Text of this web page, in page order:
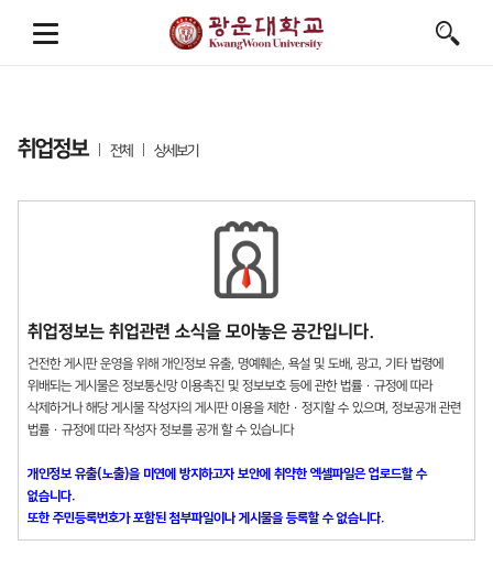
취업정보 전체 상세보기
취업정보는 취업관련 소식을 모아놓은 공간입니다.
건전한 게시판 운영을 위해 개인정보 유출, 명예훼손, 욕설 및 도배, 광고, 기타 법령에
위배되는 게시물은 정보통신망 이용촉진 및 정보보호 등에 관한 법률 · 규정에 따라
삭제하거나 해당 게시물 작성자의 게시판 이용을 제한 · 정지할 수 있으며, 정보공개 관련
법률 · 규정에 따라 작성자 정보를 공개 할 수 있습니다
개인정보 유출(노출)을 미연에 방지하고자 보안에 취약한 엑셀파일은 업로드할 수
없습니다.
또한 주민등록번호가 포함된 첨부파일이나 게시물을 등록할 수 없습니다.